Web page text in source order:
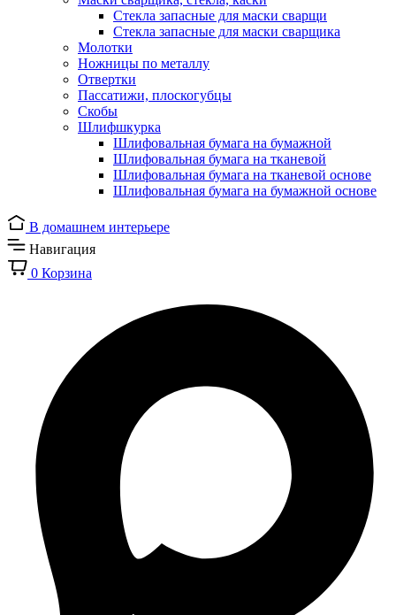
Стекла запасные для маски сварщи
Стекла запасные для маски сварщика
Молотки
Ножницы по металлу
Отвертки
Пассатижи, плоскогубцы
Скобы
Шлифшкурка
Шлифовальная бумага на бумажной
Шлифовальная бумага на тканевой
Шлифовальная бумага на тканевой основе
Шлифовальная бумага на бумажной основе
В домашнем интерьере
Навигация
0 Корзина